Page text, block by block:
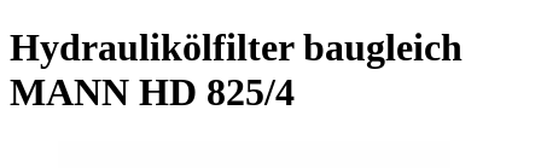
Hydraulikölfilter baugleich
MANN HD 825/4